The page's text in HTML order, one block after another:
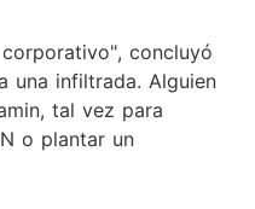
concluyó
una infiltrada. Alguien
tal vez para
o plantar un